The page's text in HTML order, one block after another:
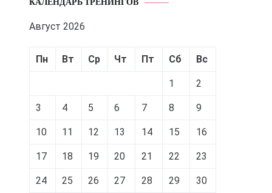
Август 2026
Пн Вт Ср Чт Пт Сб Вс
1 2
3 4 5 6 7 8 9
10 11 12 13 14 15 16
17 18 19 20 21 22 23
24 25 26 27 28 29 30